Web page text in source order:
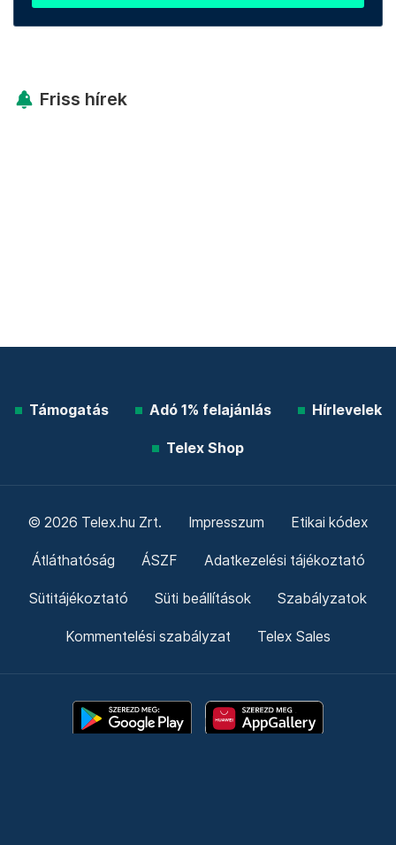
Friss hírek
Támogatás Adó 1% felajánlás Hírlevelek
Telex Shop
© 2026 Telex.hu Zrt. Impresszum Etikai kódex
Átláthatóság ÁSZF Adatkezelési tájékoztató
Sütitájékoztató Süti beállítások Szabályzatok
Kommentelési szabályzat Telex Sales